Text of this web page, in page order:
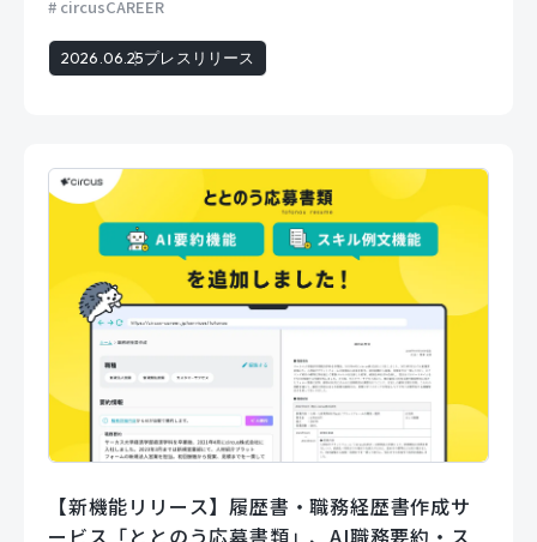
circusCAREER
2026.06.25プレスリリース
【新機能リリース】履歴書・職務経歴書作成サ
ービス「ととのう応募書類」、AI職務要約・ス